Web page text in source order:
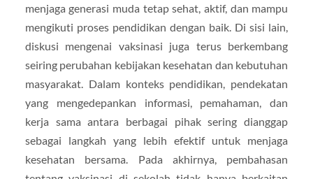
menjaga generasi muda tetap sehat, aktif, dan mampu
mengikuti proses pendidikan dengan baik. Di sisi lain,
diskusi mengenai vaksinasi juga terus berkembang
seiring perubahan kebijakan kesehatan dan kebutuhan
masyarakat. Dalam konteks pendidikan, pendekatan
yang mengedepankan informasi, pemahaman, dan
kerja sama antara berbagai pihak sering dianggap
sebagai langkah yang lebih efektif untuk menjaga
kesehatan bersama. Pada akhirnya, pembahasan